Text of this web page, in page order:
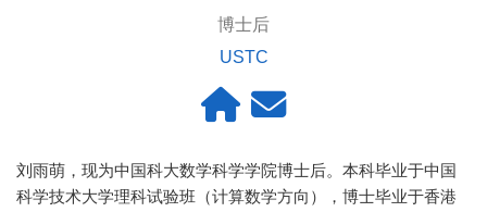
博士后
USTC
刘雨萌，现为中国科大数学科学学院博士后。本科毕业于中国
科学技术大学理科试验班（计算数学方向），博士毕业于香港